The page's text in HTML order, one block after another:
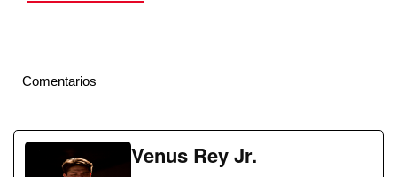
Comentarios
Venus Rey Jr.